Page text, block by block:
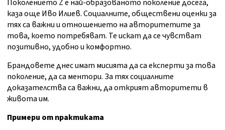
Поколението Z е най-образованото поколение досега,
каза още Иво Илиев. Социалните, обществени оценки за
тях са важни и отношението на авторитетите за
това, което потребяват. Те искат да се чувстват
позитивно, удобно и комфортно.
Брандовете днес имат мисията да са експерти за това
поколение, да са ментори. За тях социалните
доказателства са важни, да открият авторитети в
живота им.
Примери от практиката